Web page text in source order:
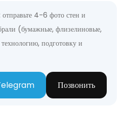
: отправьте 4-6 фото стен и
(бумажные, флизелиновые,
подготовку и
Позвонить